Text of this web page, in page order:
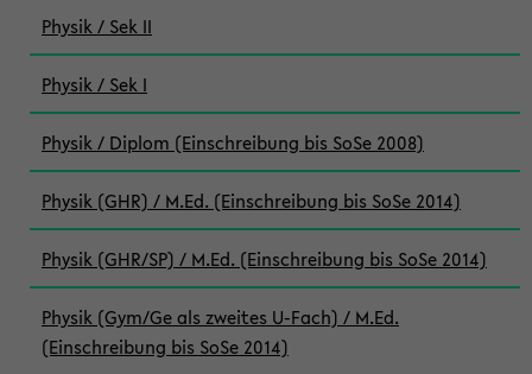
Physik / Sek II
Physik / Sek I
Physik / Diplom (Einschreibung bis SoSe 2008)
Physik (GHR) / M.Ed. (Einschreibung bis SoSe 2014)
Physik (GHR/SP) / M.Ed. (Einschreibung bis SoSe 2014)
Physik (Gym/Ge als zweites U-Fach) / M.Ed.
(Einschreibung bis SoSe 2014)